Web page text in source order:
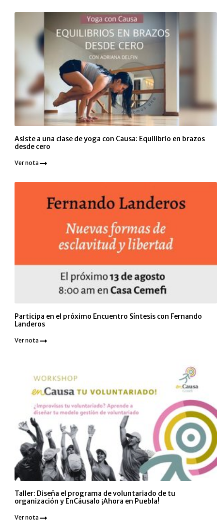
Asiste a una clase de yoga con Causa: Equilibrio en brazos
desde cero
Ver nota
Participa en el próximo Encuentro Síntesis con Fernando
Landeros
Ver nota
Taller: Diseña el programa de voluntariado de tu
organización y EnCáusalo ¡Ahora en Puebla!
Ver nota